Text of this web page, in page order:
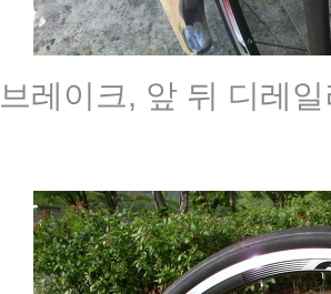
브레이크, 앞 뒤 디레